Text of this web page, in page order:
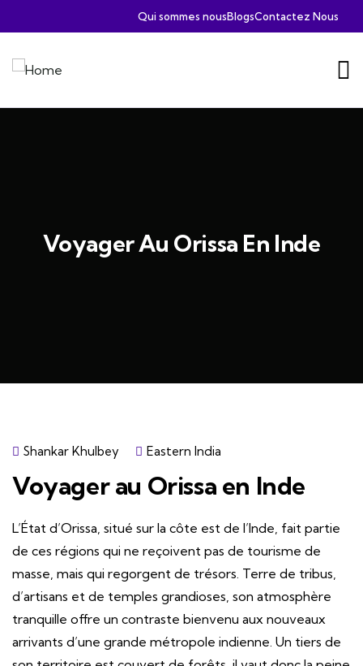
Qui sommes nousBlogsContactez Nous
Voyager Au Orissa En Inde
Shankar Khulbey Eastern India
Voyager au Orissa en Inde
L’État d’Orissa, situé sur la côte est de l’Inde, fait partie
de ces régions qui ne reçoivent pas de tourisme de
masse, mais qui regorgent de trésors. Terre de tribus,
d’artisans et de temples grandioses, son atmosphère
tranquille offre un contraste bienvenu aux nouveaux
arrivants d’une grande métropole indienne. Un tiers de